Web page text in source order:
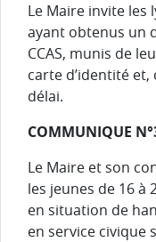
Le Maire invite les
ayant obtenus un
CCAS, munis de
carte d’identité et,
délai.
COMMUNIQUE
Le Maire et son
les jeunes de 16 à
en situation de
en service civique